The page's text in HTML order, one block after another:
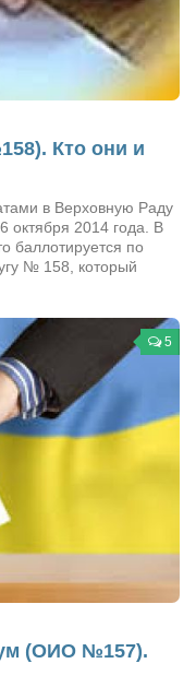
Кто они и
в Верховную Раду
октября 2014 года. В
баллотируется по
№ 158, который
5
(ОИО №157).